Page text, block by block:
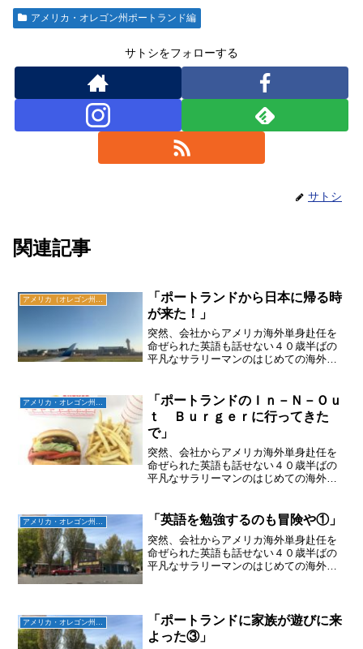
アメリカ・オレゴン州ポートランド編
サトシをフォローする
サトシ
関連記事
アメリカ（オレゴン州ポートランド、その他）旅
「ポートランドから日本に帰る時
が来た！」
突然、会社からアメリカ海外単身赴任を
命ぜられた英語も話せない４０歳半ばの
平凡なサラリーマンのはじめての海外生
からの帰国時の空港でのお話です。
アメリカ・オレゴン州ポートランド編
「ポートランドのＩｎ－Ｎ－Ｏｕ
ｔ Ｂｕｒｇｅｒに行ってきた
で」
突然、会社からアメリカ海外単身赴任を
命ぜられた英語も話せない４０歳半ばの
平凡なサラリーマンのはじめての海外生
ーがオレゴンにも出来たので、行ってみ
ました！
アメリカ・オレゴン州ポートランド編 「英語を勉強するのも冒険や①」
突然、会社からアメリカ海外単身赴任を
命ぜられた英語も話せない４０歳半ばの
平凡なサラリーマンのはじめての海外生
アメリカ・オレゴン州ポートランド編
「ポートランドに家族が遊びに来
よった③」